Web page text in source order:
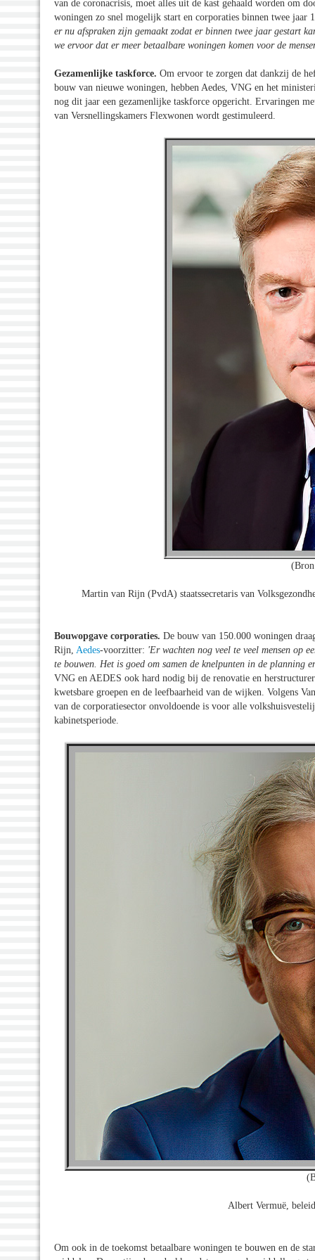
van de coronacrisis, moet alles uit de kast gehaald worden om
woningen zo snel mogelijk start en corporaties binnen twee
er nu afspraken zijn gemaakt zodat er binnen twee jaar gestart
we ervoor dat er meer betaalbare woningen komen voor de
Gezamenlijke taskforce. Om ervoor te zorgen dat dankzij de
bouw van nieuwe woningen, hebben Aedes, VNG en het
nog dit jaar een gezamenlijke taskforce opgericht. Ervaringen
van Versnellingskamers Flexwonen wordt gestimuleerd.
Martin van Rijn (PvdA) staatssecretaris van
Bouwopgave corporaties. De bouw van 150.000 woningen
Rijn, Aedes-voorzitter: 'Er wachten nog veel te veel mensen op
te bouwen. Het is goed om samen de knelpunten in de planning
VNG en AEDES ook hard nodig bij de renovatie en
kwetsbare groepen en de leefbaarheid van de wijken. Volgens
van de corporatiesector onvoldoende is voor alle
kabinetsperiode.
Albert Vermuë,
Om ook in de toekomst betaalbare woningen te bouwen en de